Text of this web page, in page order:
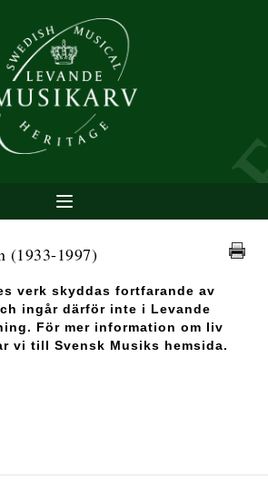
(1933-1997)
verk skyddas fortfarande av
ingår därför inte i Levande
För mer information om liv
vi till Svensk Musiks hemsida.